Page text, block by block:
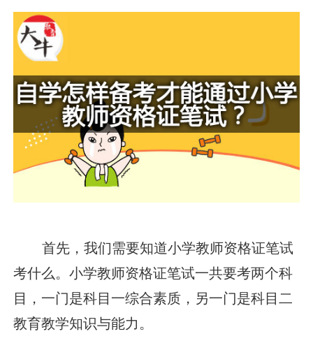
首先，我们需要知道小学教师资格证笔试
考什么。小学教师资格证笔试一共要考两个科
目，一门是科目一综合素质，另一门是科目二
教育教学知识与能力。